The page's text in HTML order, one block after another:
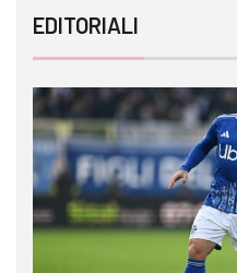
EDITORIALI